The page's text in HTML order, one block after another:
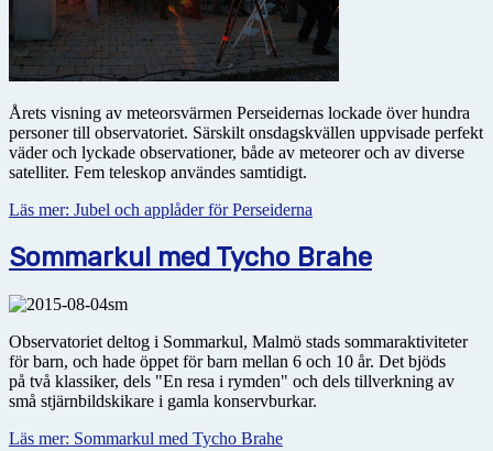
Årets visning av meteorsvärmen Perseidernas lockade över hundra
personer till observatoriet. Särskilt onsdagskvällen uppvisade perfekt
väder och lyckade observationer, både av meteorer och av diverse
satelliter. Fem teleskop användes samtidigt.
Läs mer: Jubel och applåder för Perseiderna
Sommarkul med Tycho Brahe
Observatoriet deltog i Sommarkul, Malmö stads sommaraktiviteter
för barn, och hade öppet för barn mellan 6 och 10 år. Det bjöds
på två klassiker, dels "En resa i rymden" och dels tillverkning av
små stjärnbildskikare i gamla konservburkar.
Läs mer: Sommarkul med Tycho Brahe